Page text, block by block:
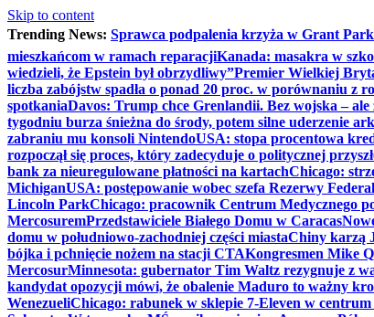
Skip to content
Trending News: Sprawca podpalenia krzyża w Grant
mieszkańcom w ramach reparacjiKanada: masakra w
wiedzieli, że Epstein był obrzydliwy”Premier Wielkiej
liczba zabójstw spadła o ponad 20 proc. w porównaniu z
spotkaniaDavos: Trump chce Grenlandii. Bez wojska – ale
tygodniu burza śnieżna do środy, potem silne uderzenie
zabraniu mu konsoli NintendoUSA: stopa procentowa
rozpoczął się proces, który zadecyduje o politycznej
bank za nieuregulowane płatności na kartachChicago:
MichiganUSA: postępowanie wobec szefa Rezerwy
Lincoln ParkChicago: pracownik Centrum Medycznego
MercosuremPrzedstawiciele Białego Domu w Caracas
domu w południowo-zachodniej części miastaChiny karzą
bójka i pchnięcie nożem na stacji CTAKongresmen Mike
MercosurMinnesota: gubernator Tim Waltz rezygnuje z
kandydat opozycji mówi, że obalenie Maduro to ważny
WenezueliChicago: rabunek w sklepie 7-Eleven w centrum